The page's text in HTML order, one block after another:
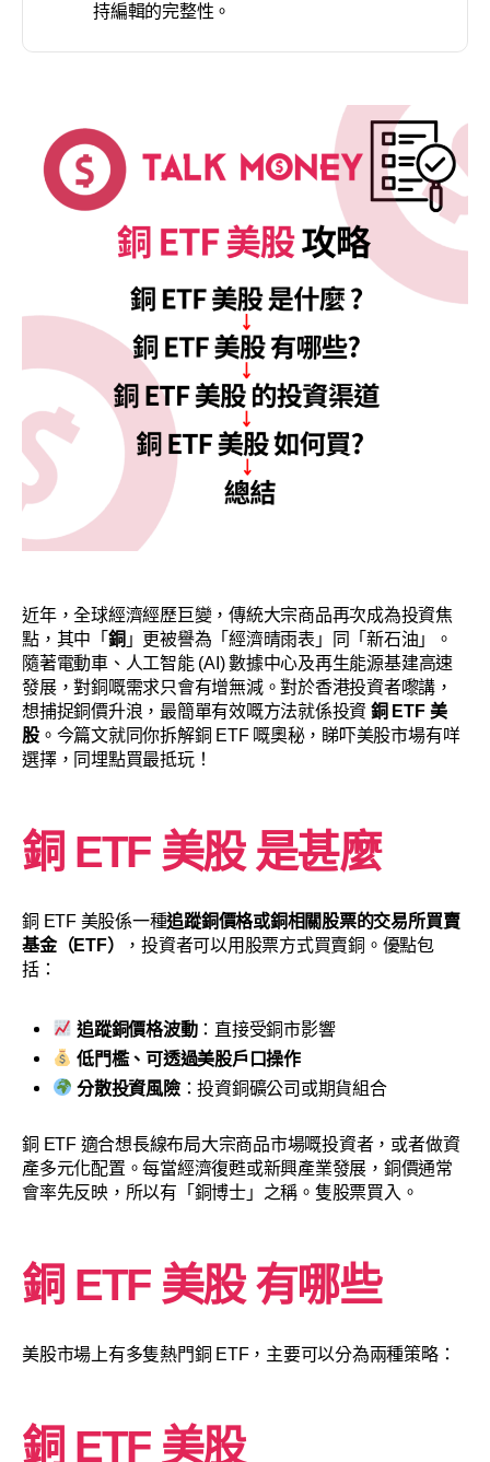
持編輯的完整性。
近年，全球經濟經歷巨變，傳統大宗商品再次成為投資焦
點，其中「 銅 」更被譽為「經濟晴雨表」同「新石油」。
隨著電動車、人工智能 (AI) 數據中心及再生能源基建高速
發展，對銅嘅需求只會有增無減。對於香港投資者嚟講，
想捕捉銅價升浪，最簡單有效嘅方法就係投資 銅 ETF 美
股。今篇文就同你拆解銅 ETF 嘅奧秘，睇吓美股市場有咩
選擇，同埋點買最抵玩！
銅 ETF 美股 是甚麼
銅 ETF 美股係一種追蹤銅價格或銅相關股票的交易所買賣
基金（ETF）
，投資者可以用股票方式買賣銅。優點包
括：
追蹤銅價格波動：直接受銅市影響
低門檻、可透過美股戶口操作
分散投資風險：投資銅礦公司或期貨組合
銅 ETF 適合想長線布局大宗商品市場嘅投資者，或者做資
產多元化配置。每當經濟復甦或新興產業發展，銅價通常
會率先反映，所以有「銅博士」之稱。隻股票買入。
銅 ETF 美股 有哪些
美股市場上有多隻熱門銅 ETF，主要可以分為兩種策略：
銅 ETF 美股